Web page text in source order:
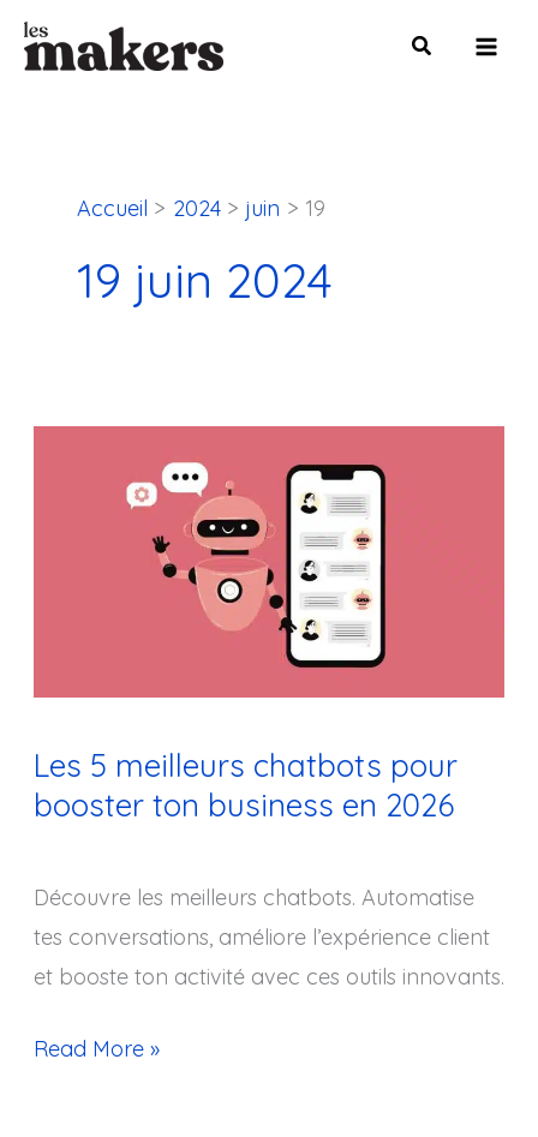
Aller
Accueil 2024 juin 19
19 juin 2024
Les 5 meilleurs chatbots pour
booster ton business en 2026
Découvre les meilleurs chatbots. Automatise
tes conversations, améliore l’expérience client
et booste ton activité avec ces outils innovants.
en
2026
Read More »